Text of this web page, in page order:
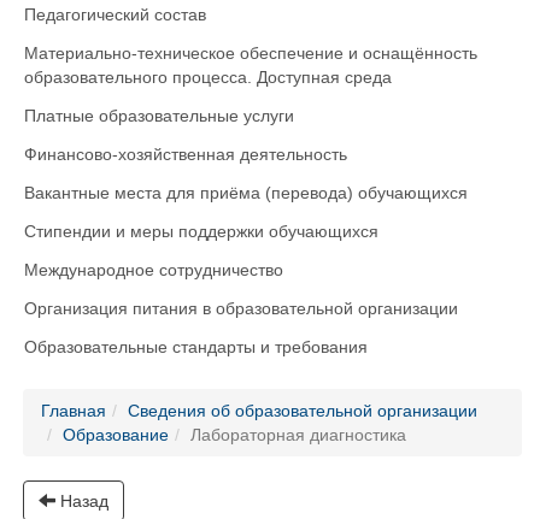
Педагогический состав
Материально-техническое обеспечение и оснащённость
образовательного процесса. Доступная среда
Платные образовательные услуги
Финансово-хозяйственная деятельность
Вакантные места для приёма (перевода) обучающихся
Стипендии и меры поддержки обучающихся
Международное сотрудничество
Организация питания в образовательной организации
Образовательные стандарты и требования
Главная
Сведения об образовательной организации
Образование
Лабораторная диагностика
Назад